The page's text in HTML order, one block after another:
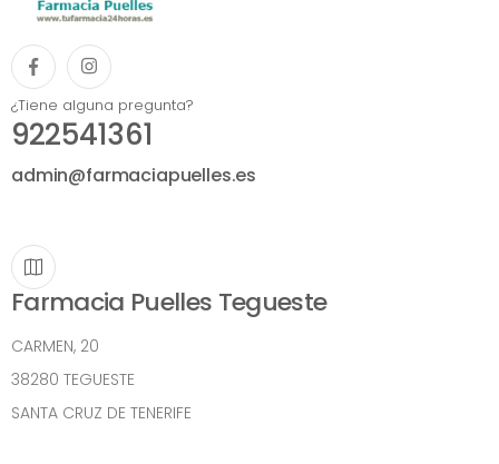
¿Tiene alguna pregunta?
922541361
admin@farmaciapuelles.es
Farmacia Puelles Tegueste
CARMEN, 20
38280 TEGUESTE
SANTA CRUZ DE TENERIFE